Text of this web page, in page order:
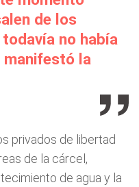
de los
no había
manifestó la
privados de libertad
de la cárcel,
de agua y la